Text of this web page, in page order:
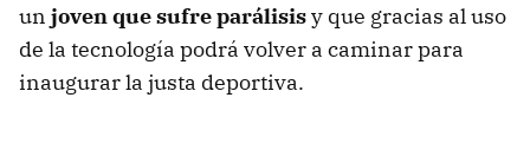
un joven que sufre parálisisy que gracias al uso
de la tecnología podrá volver a caminar para
inaugurar la justa deportiva.